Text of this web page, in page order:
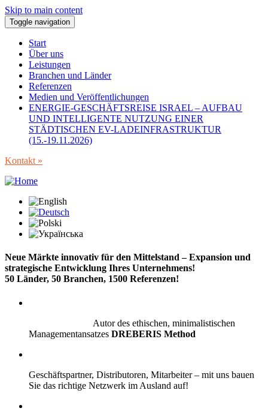
Skip to main content
Toggle navigation
Start
Über uns
Leistungen
Branchen und Länder
Referenzen
Medien und Veröffentlichungen
ENERGIE-GESCHÄFTSREISE ISRAEL – AUFBAU
UND INTELLIGENTE NUTZUNG EINER
STÄDTISCHEN EV-LADEINFRASTRUKTUR
(15.-19.11.2026)
Kontakt »
Neue Märkte innovativ für den Mittelstand – Expansion und
strategische Entwicklung Ihres Unternehmens!
50 Länder, 50 Branchen, 1500 Referenzen!
Autor des ethischen, minimalistischen
Managementansatzes DREBERIS Method
Geschäftspartner, Distributoren, Mitarbeiter – mit uns bauen
Sie das richtige Netzwerk im Ausland auf!